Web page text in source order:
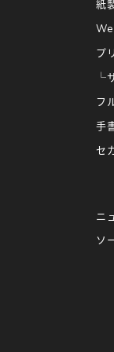
紙
プ
└
フ
手
セ
ニ
ソ